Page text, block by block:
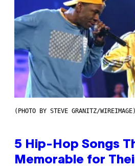
(PHOTO BY STEVE GRANITZ/WIREIMAGE)
5 Hip-Hop Songs
Memorable for